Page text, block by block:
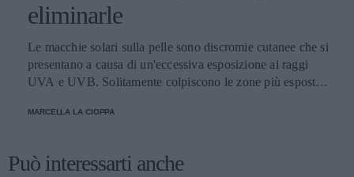
eliminarle
Le macchie solari sulla pelle sono discromie cutanee che si
presentano a causa di un'eccessiva esposizione ai raggi
UVA e UVB. Solitamente colpiscono le zone più esposte,
attenuarle e i prodotti migliori per schiarirle.
MARCELLA LA CIOPPA
Può interessarti anche